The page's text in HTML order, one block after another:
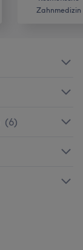
Zahnmedizin
(6)